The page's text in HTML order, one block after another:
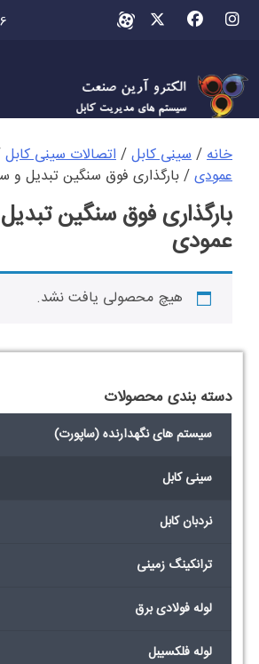
Skip
خانه/سینی کابل/اتصالات سینی کابل
عمودی/ بارگذاری فوق سنگین تبدیل و
بارگذاری فوق سنگین
عمودی
هیچ محصولی یافت نشد.
دسته بندی محصولات
سیستم های نگهدارنده (ساپورت)
سینی کابل
نردبان کابل
ترانکینگ زمینی
لوله فولادی برق
لوله فلکسیبل